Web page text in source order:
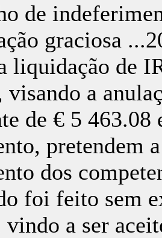
de
graciosa
liquidação de
visando a
de € 5 463.08
pretendem
dos
foi feito sem
a ser